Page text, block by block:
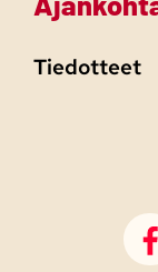
Tiedotteet